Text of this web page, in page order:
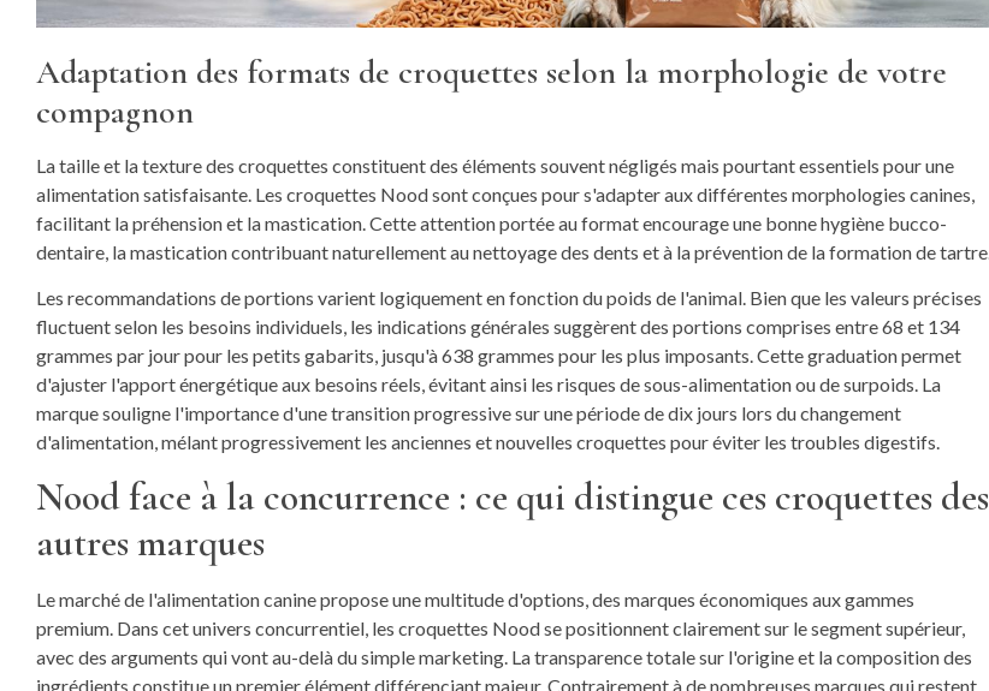
Adaptation des formats de croquettes selon la morphologie de votre
compagnon
La taille et la texture des croquettes constituent des éléments souvent négligés mais pourtant essentiels pour une
alimentation satisfaisante. Les croquettes Nood sont conçues pour s'adapter aux différentes morphologies canines,
facilitant la préhension et la mastication. Cette attention portée au format encourage une bonne hygiène bucco-
dentaire, la mastication contribuant naturellement au nettoyage des dents et à la prévention de la formation de tartre.
Les recommandations de portions varient logiquement en fonction du poids de l'animal. Bien que les valeurs précises
fluctuent selon les besoins individuels, les indications générales suggèrent des portions comprises entre 68 et 134
grammes par jour pour les petits gabarits, jusqu'à 638 grammes pour les plus imposants. Cette graduation permet
d'ajuster l'apport énergétique aux besoins réels, évitant ainsi les risques de sous-alimentation ou de surpoids. La
marque souligne l'importance d'une transition progressive sur une période de dix jours lors du changement
d'alimentation, mélant progressivement les anciennes et nouvelles croquettes pour éviter les troubles digestifs.
Nood face à la concurrence : ce qui distingue ces croquettes des
autres marques
Le marché de l'alimentation canine propose une multitude d'options, des marques économiques aux gammes
premium. Dans cet univers concurrentiel, les croquettes Nood se positionnent clairement sur le segment supérieur,
avec des arguments qui vont au-delà du simple marketing. La transparence totale sur l'origine et la composition des
ingrédients constitue un premier élément différenciant majeur. Contrairement à de nombreuses marques qui restent